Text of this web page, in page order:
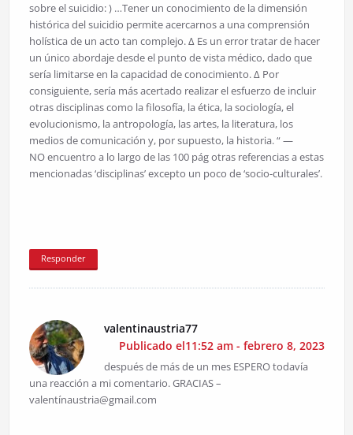
sobre el suicidio: ) …Tener un conocimiento de la dimensión
histórica del suicidio permite acercarnos a una comprensión
holística de un acto tan complejo. ∆ Es un error tratar de hacer
un único abordaje desde el punto de vista médico, dado que
sería limitarse en la capacidad de conocimiento. ∆ Por
consiguiente, sería más acertado realizar el esfuerzo de incluir
otras disciplinas como la filosofía, la ética, la sociología, el
evolucionismo, la antropología, las artes, la literatura, los
medios de comunicación y, por supuesto, la historia. “ —
NO encuentro a lo largo de las 100 pág otras referencias a estas
mencionadas ‘disciplinas’ excepto un poco de ‘socio-culturales’.
Responder
valentinaustria77
Publicado el11:52 am - febrero 8, 2023
después de más de un mes ESPERO todavía
una reacción a mi comentario. GRACIAS –
valentínaustria@gmail.com